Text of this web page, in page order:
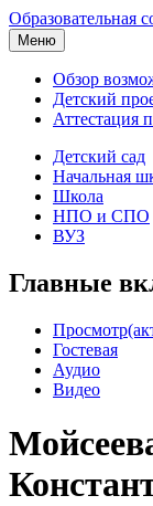
Образовательная
Меню
Обзор
Детский
Аттестация
Детский сад
Начальная
Школа
НПО и СПО
ВУЗ
Главные
Просмотр
Гостевая
Аудио
Видео